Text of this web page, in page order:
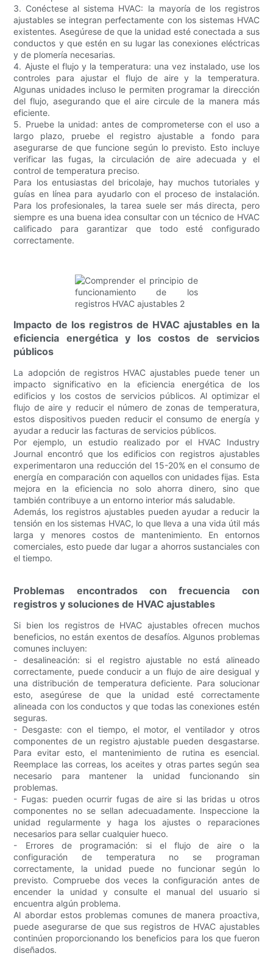
3. Conéctese al sistema HVAC: la mayoría de los registros
ajustables se integran perfectamente con los sistemas HVAC
existentes. Asegúrese de que la unidad esté conectada a sus
conductos y que estén en su lugar las conexiones eléctricas
y de plomería necesarias.
4. Ajuste el flujo y la temperatura: una vez instalado, use los
controles para ajustar el flujo de aire y la temperatura.
Algunas unidades incluso le permiten programar la dirección
del flujo, asegurando que el aire circule de la manera más
eficiente.
5. Pruebe la unidad: antes de comprometerse con el uso a
largo plazo, pruebe el registro ajustable a fondo para
asegurarse de que funcione según lo previsto. Esto incluye
verificar las fugas, la circulación de aire adecuada y el
control de temperatura preciso.
Para los entusiastas del bricolaje, hay muchos tutoriales y
guías en línea para ayudarlo con el proceso de instalación.
Para los profesionales, la tarea suele ser más directa, pero
siempre es una buena idea consultar con un técnico de HVAC
calificado para garantizar que todo esté configurado
correctamente.
Impacto de los registros de HVAC ajustables en la
eficiencia energética y los costos de servicios
públicos
La adopción de registros HVAC ajustables puede tener un
impacto significativo en la eficiencia energética de los
edificios y los costos de servicios públicos. Al optimizar el
flujo de aire y reducir el número de zonas de temperatura,
estos dispositivos pueden reducir el consumo de energía y
ayudar a reducir las facturas de servicios públicos.
Por ejemplo, un estudio realizado por el HVAC Industry
Journal encontró que los edificios con registros ajustables
experimentaron una reducción del 15-20% en el consumo de
energía en comparación con aquellos con unidades fijas. Esta
mejora en la eficiencia no solo ahorra dinero, sino que
también contribuye a un entorno interior más saludable.
Además, los registros ajustables pueden ayudar a reducir la
tensión en los sistemas HVAC, lo que lleva a una vida útil más
larga y menores costos de mantenimiento. En entornos
comerciales, esto puede dar lugar a ahorros sustanciales con
el tiempo.
Problemas encontrados con frecuencia con
registros y soluciones de HVAC ajustables
Si bien los registros de HVAC ajustables ofrecen muchos
beneficios, no están exentos de desafíos. Algunos problemas
comunes incluyen:
- desalineación: si el registro ajustable no está alineado
correctamente, puede conducir a un flujo de aire desigual y
una distribución de temperatura deficiente. Para solucionar
esto, asegúrese de que la unidad esté correctamente
alineada con los conductos y que todas las conexiones estén
seguras.
- Desgaste: con el tiempo, el motor, el ventilador y otros
componentes de un registro ajustable pueden desgastarse.
Para evitar esto, el mantenimiento de rutina es esencial.
Reemplace las correas, los aceites y otras partes según sea
necesario para mantener la unidad funcionando sin
problemas.
- Fugas: pueden ocurrir fugas de aire si las bridas u otros
componentes no se sellan adecuadamente. Inspeccione la
unidad regularmente y haga los ajustes o reparaciones
necesarios para sellar cualquier hueco.
- Errores de programación: si el flujo de aire o la
configuración de temperatura no se programan
correctamente, la unidad puede no funcionar según lo
previsto. Compruebe dos veces la configuración antes de
encender la unidad y consulte el manual del usuario si
encuentra algún problema.
Al abordar estos problemas comunes de manera proactiva,
puede asegurarse de que sus registros de HVAC ajustables
continúen proporcionando los beneficios para los que fueron
diseñados.